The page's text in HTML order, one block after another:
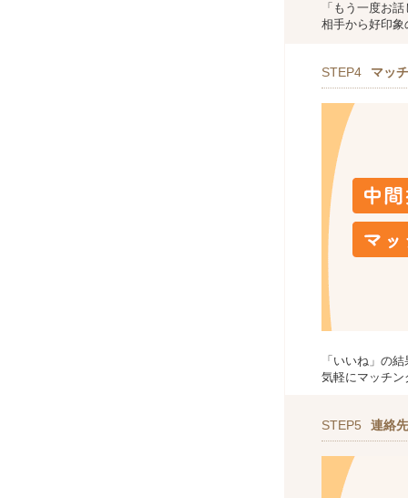
「もう一度お
相手から好印象
STEP4 マッ
「いいね」の
気軽にマッチン
STEP5 連絡